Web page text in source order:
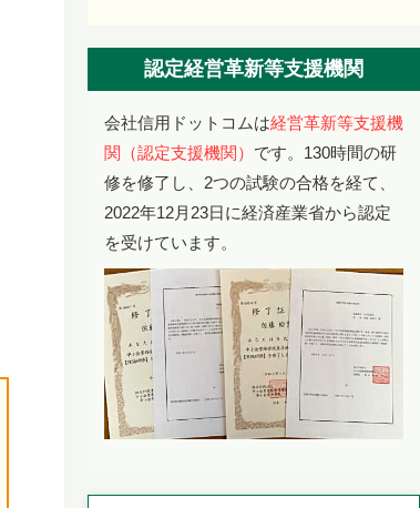
認定経営革新等支援機関
会社信用ドットコムは経営革新等支援機
関（認定支援機関） です。130時間の研
修を修了し、2つの試験の合格を経て、
2022年12月23日に経済産業省から認定
を受けています。